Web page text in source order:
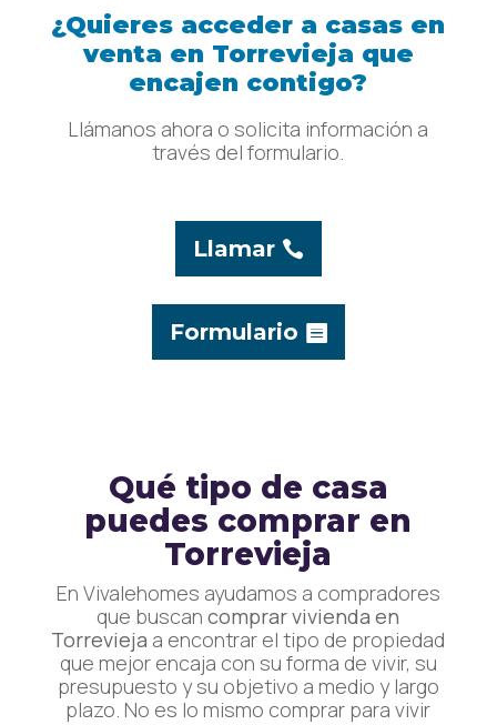
¿Quieres acceder a casas en
venta en Torrevieja que
encajen contigo?
Llámanos ahora o solicita información a
través del formulario.
Llamar
Formulario
Qué tipo de casa
puedes comprar en
Torrevieja
En Vivalehomes ayudamos a compradores
que buscancomprar vivienda en
Torrevieja a encontrar el tipo de propiedad
que mejor encaja con su forma de vivir, su
presupuesto y su objetivo a medio y largo
plazo. No es lo mismo comprar para vivir